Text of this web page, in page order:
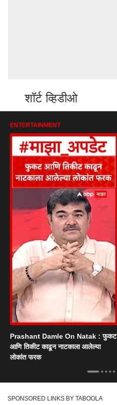
शॉर्ट व्हिडीओ
ENTERTAINMENT
Prashant Damle On Natak : फुकट
आणि तिकीट काढून नाटकाला आलेल्या
लोकांत फरक
SPONSORED LINKS BY TABOOLA